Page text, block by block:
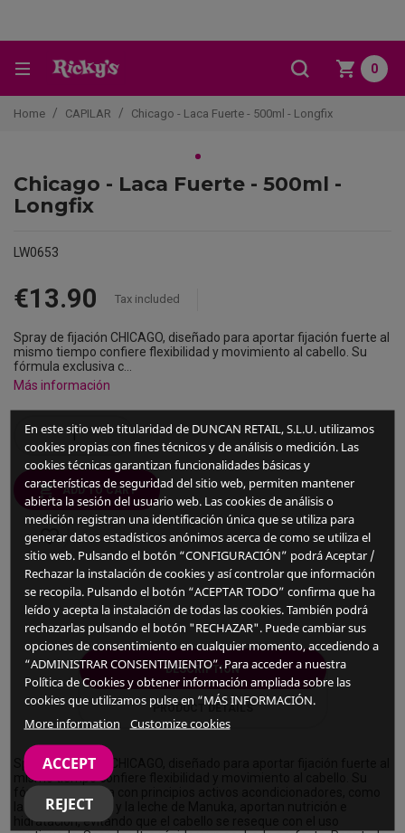
0
Home CAPILAR Chicago - Laca Fuerte - 500ml - Longfix
Chicago - Laca Fuerte - 500ml -
Longfix
LW0653
€13.90 Tax included
Spray de fijación CHICAGO, diseñado para aportar fijación fuerte al
mismo tiempo confiere flexibilidad y movimiento al cabello. Su
fórmula exclusiva c...
Más información
ADD TO CART
favorite_border
DESCRIPTION
PRODUCT DETAILS
Spray de fijación CHICAGO, diseñado para aportar fijación fuerte al
mismo tiempo confiere flexibilidad y movimiento al cabello. Su
fórmula exclusiva con principios activos acondicionadores, como
la provitamina B5 y la leche de Manuka, aportan nutrición e
hidratación, evitando que el cabello se reseque con el uso
En este sitio web titularidad de DUNCAN RETAIL, S.L.U. utilizamos
cookies propias con fines técnicos y de análisis o medición. Las
cookies técnicas garantizan funcionalidades básicas y
características de seguridad del sitio web, permiten mantener
abierta la sesión del usuario web. Las cookies de análisis o
medición registran una identificación única que se utiliza para
generar datos estadísticos anónimos acerca de como se utiliza el
sitio web. Pulsando el botón “CONFIGURACIÓN” podrá Aceptar /
Rechazar la instalación de cookies y así controlar que información
se recopila. Pulsando el botón “ACEPTAR TODO” confirma que ha
leído y acepta la instalación de todas las cookies. También podrá
rechazarlas pulsando el botón "RECHAZAR". Puede cambiar sus
opciones de consentimiento en cualquier momento, accediendo a
“ADMINISTRAR CONSENTIMIENTO”. Para acceder a nuestra
Política de Cookies y obtener información ampliada sobre las
cookies que utilizamos pulse en “MÁS INFORMACIÓN.
More information
Customize cookies
REJECT
ACCEPT